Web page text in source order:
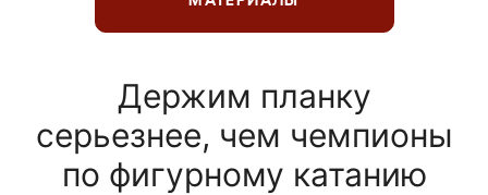
Держим планку
серьезнее, чем чемпионы
по фигурному катанию